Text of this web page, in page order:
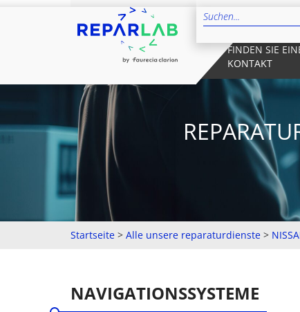
FINDEN SIE
KONTAKT
Startseite > Alle unsere reparaturdienste >
NAVIGATIONSSYSTEME